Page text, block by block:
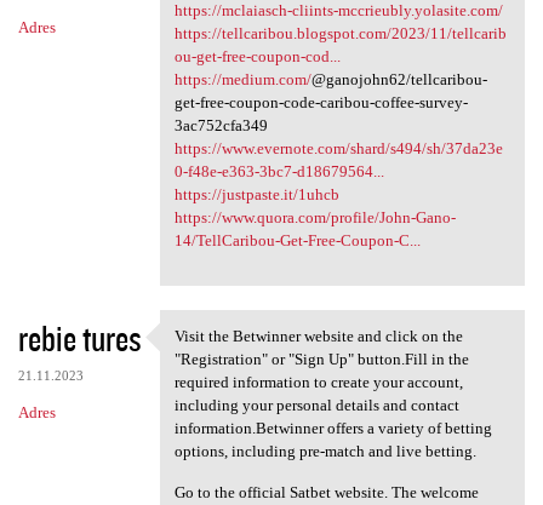
Adres
https://mclaiasch-cliints-mccrieubly.yolasite.com/
https://tellcaribou.blogspot.com/2023/11/tellcarib
ou-get-free-coupon-cod...
https://medium.com/@ganojohn62/tellcaribou-
get-free-coupon-code-caribou-coffee-survey-
3ac752cfa349
https://www.evernote.com/shard/s494/sh/37da23e
0-f48e-e363-3bc7-d18679564...
https://justpaste.it/1uhcb
https://www.quora.com/profile/John-Gano-
14/TellCaribou-Get-Free-Coupon-C...
rebie tures
21.11.2023
Adres
Visit the Betwinner website
Visit the Betwinner website and click on the
"Registration" or "Sign Up" button.Fill in the
required information to create your account,
including your personal details and contact
information.Betwinner offers a variety of betting
options, including pre-match and live betting.
Go to the official Satbet website. The welcome